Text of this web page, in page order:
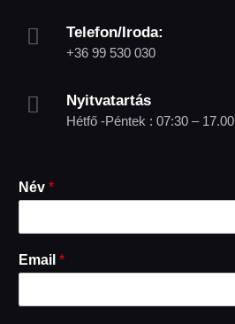
Telefon/Iroda:
+36 99 530 030
Nyitvatartás
Hétfő -Péntek : 07:30 – 17.00
Név *
Email *